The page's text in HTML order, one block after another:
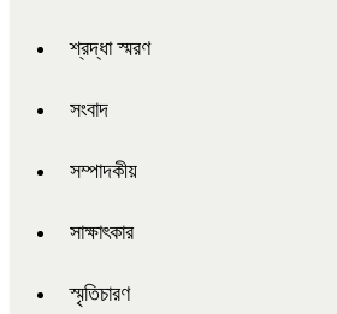
শ্রদ্ধা স্মরণ
সংবাদ
সম্পাদকীয়
সাক্ষাৎকার
স্মৃতিচারণ